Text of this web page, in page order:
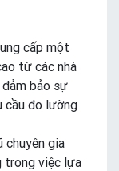
cấp một
từ các nhà
bảo sự
cầu đo lường
chuyên gia
trong việc lựa